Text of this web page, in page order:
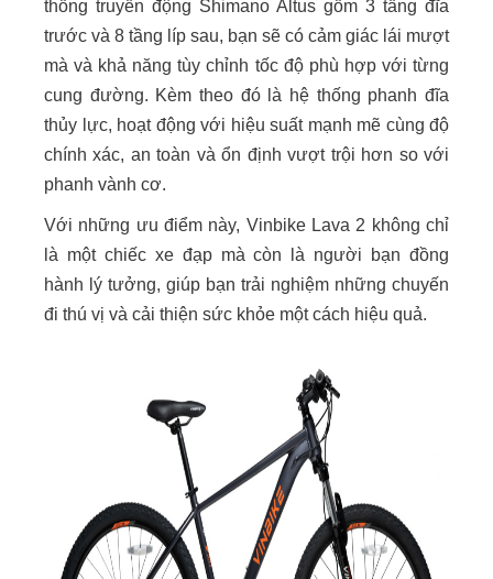
thống truyền động Shimano Altus gồm 3 tầng đĩa
trước và 8 tầng líp sau, bạn sẽ có cảm giác lái mượt
mà và khả năng tùy chỉnh tốc độ phù hợp với từng
cung đường. Kèm theo đó là hệ thống phanh đĩa
thủy lực, hoạt động với hiệu suất mạnh mẽ cùng độ
chính xác, an toàn và ổn định vượt trội hơn so với
phanh vành cơ.
Với những ưu điểm này, Vinbike Lava 2 không chỉ
là một chiếc xe đạp mà còn là người bạn đồng
hành lý tưởng, giúp bạn trải nghiệm những chuyến
đi thú vị và cải thiện sức khỏe một cách hiệu quả.